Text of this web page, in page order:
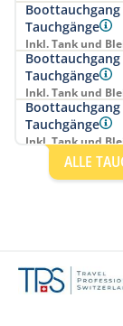
Zurich (ZRH)
Apartment
Sea View
Doppelzimmer
ohne Mahlzeiten
Zurich (ZRH)
Einzelzimmer
ohne Mahlzeiten
Boottauchgang
Tauchgänge
Inkl. Tank und
Boottauchgang
Tauchgänge
Inkl. Tank und
Boottauchgang
Tauchgänge
Inkl. Tank und
Boottauchgang
Tauchgänge
ALLE